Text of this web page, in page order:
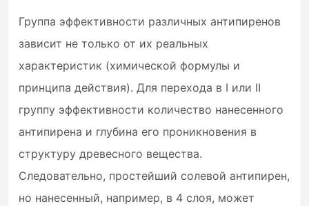
Группа эффективности различных антипиренов
зависит не только от их реальных
характеристик (химической формулы и
принципа действия). Для перехода в I или II
группу эффективности количество нанесенного
антипирена и глубина его проникновения в
структуру древесного вещества.
Следовательно, простейший солевой антипирен,
но нанесенный, например, в 4 слоя, может